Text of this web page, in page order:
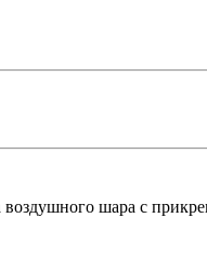
шара с